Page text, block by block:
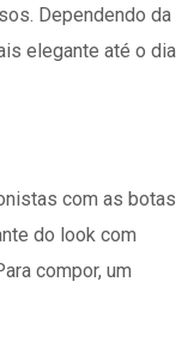
Dependendo da
elegante até o dia
com as botas
do look com
compor, um